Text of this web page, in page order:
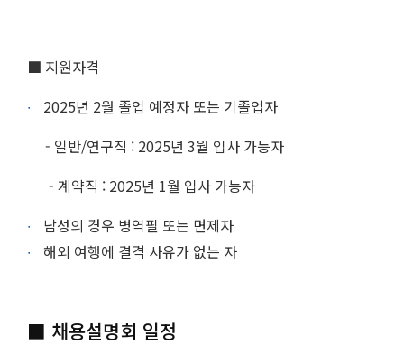
■ 지원자격
2025년 2월 졸업 예정자 또는 기졸업자
- 일반/연구직 : 2025년 3월 입사 가능자
- 계약직 : 2025년 1월 입사 가능자
남성의 경우 병역필 또는 면제자
해외 여행에 결격 사유가 없는 자
■ 채용설명회 일정